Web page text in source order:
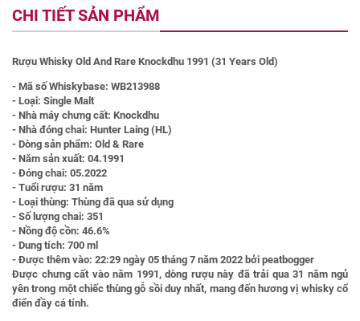
CHI TIẾT SẢN PHẨM
Rượu Whisky Old And Rare Knockdhu 1991 (31 Years Old)
- Mã số Whiskybase: WB213988
- Loại: Single Malt
- Nhà máy chưng cất: Knockdhu
- Nhà đóng chai: Hunter Laing (HL)
- Dòng sản phẩm: Old & Rare
- Năm sản xuất: 04.1991
- Đóng chai: 05.2022
- Tuổi rượu: 31 năm
- Loại thùng: Thùng đã qua sử dụng
- Số lượng chai: 351
- Nồng độ cồn: 46.6%
- Dung tích: 700 ml
- Được thêm vào: 22:29 ngày 05 tháng 7 năm 2022 bởi peatbogger
Được chưng cất vào năm 1991, dòng rượu này đã trải qua 31 năm ngủ
yên trong một chiếc thùng gỗ sồi duy nhất, mang đến hương vị whisky cổ
điển đầy cá tính.